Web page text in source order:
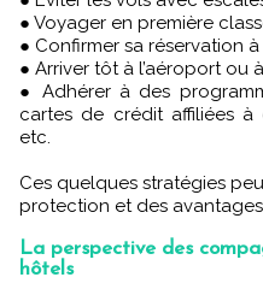
● Voyager en première
● Confirmer sa réservation à
● Arriver tôt à l’aéroport ou à
● Adhérer à des
cartes de crédit affiliées à
etc.
Ces quelques stratégies
protection et des
La perspective des
hôtels